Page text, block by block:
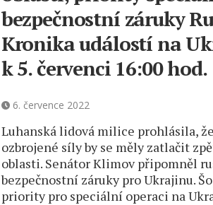
bezpečnostní záruky
Kronika událostí na
k 5. červenci 16:00 hod.
6. července 2022
Luhanská lidová milice prohlásila,
ozbrojené síly by se měly zatlačit
oblasti. Senátor Klimov připomněl
bezpečnostní záruky pro Ukrajinu.
priority pro speciální operaci na